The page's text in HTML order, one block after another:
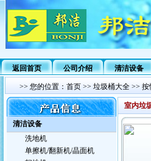
返回首页 公司介绍 清洁设备
>> 您的位置： 首页 >> 垃圾桶大全 >> 按
清洁设备
洗地机
单擦机/翻新机/晶面机
室内垃